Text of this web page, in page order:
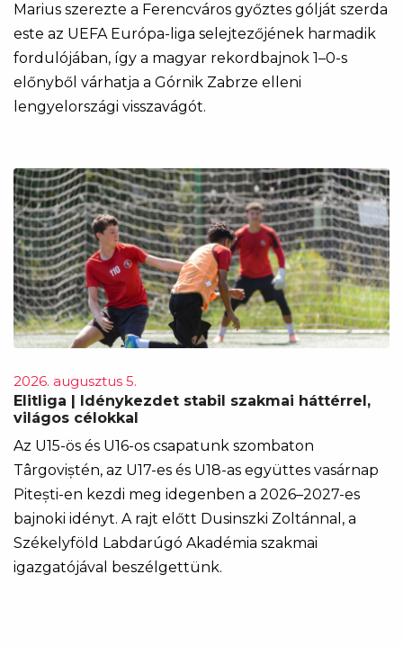
Marius szerezte a Ferencváros győztes gólját szerda
este az UEFA Európa-liga selejtezőjének harmadik
fordulójában, így a magyar rekordbajnok 1–0-s
előnyből várhatja a Górnik Zabrze elleni
lengyelországi visszavágót.
2026. augusztus 5.
Elitliga | Idénykezdet stabil szakmai háttérrel,
világos célokkal
Az U15-ös és U16-os csapatunk szombaton
Târgoviștén, az U17-es és U18-as együttes vasárnap
Pitești-en kezdi meg idegenben a 2026–2027-es
bajnoki idényt. A rajt előtt Dusinszki Zoltánnal, a
Székelyföld Labdarúgó Akadémia szakmai
igazgatójával beszélgettünk.